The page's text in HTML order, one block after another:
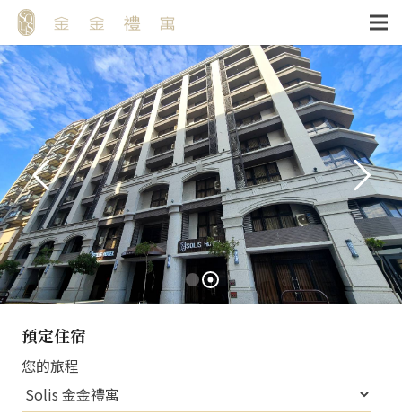
預定住宿
您的旅程